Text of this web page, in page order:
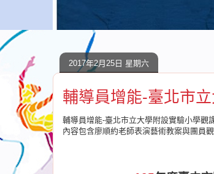
2017年2月25日 星期六
輔導員增能-臺北市
輔導員增能-臺北市立大學附設實驗小學觀
內容包含廖順約老師表演藝術教案與團員